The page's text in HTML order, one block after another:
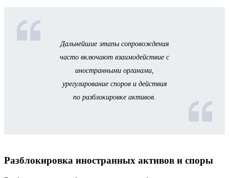
Дальнейшие этапы сопровождения
часто включают взаимодействие с
иностранными органами,
урегулирование споров и действия
по разблокировке активов.
Разблокировка иностранных активов и споры